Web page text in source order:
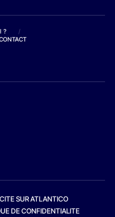
?
/
SUR ATLANTICO
DE CONFIDENTIALITE